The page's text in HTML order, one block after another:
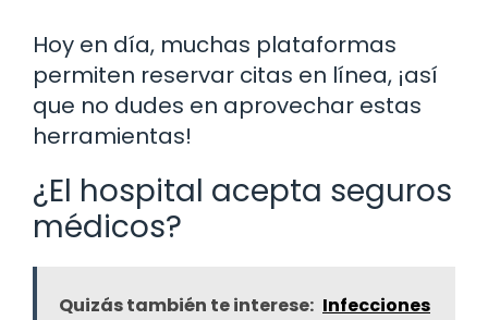
Hoy en día, muchas plataformas
permiten reservar citas en línea, ¡así
que no dudes en aprovechar estas
herramientas!
¿El hospital acepta seguros
médicos?
Quizás también te interese: Infecciones